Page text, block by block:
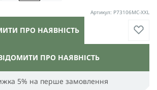
5% на перше замовлення
ПРО НАЯВНІСТЬ
Артикул: P73106MC-XXL
ПРО НАЯВНІСТЬ